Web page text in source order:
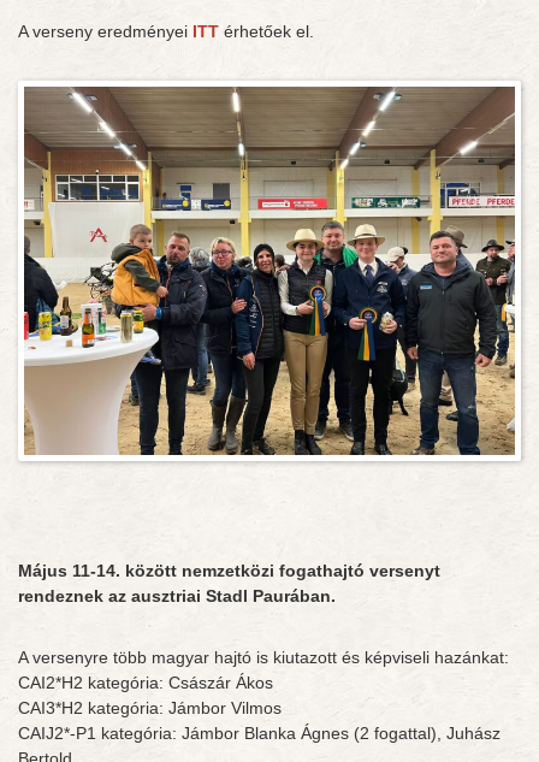
A verseny eredményei ITT érhetőek el.
Május 11-14. között nemzetközi fogathajtó versenyt
rendeznek az ausztriai Stadl Paurában.
A versenyre több magyar hajtó is kiutazott és képviseli hazánkat:
CAI2*H2 kategória: Császár Ákos
CAI3*H2 kategória: Jámbor Vilmos
CAIJ2*-P1 kategória: Jámbor Blanka Ágnes (2 fogattal), Juhász